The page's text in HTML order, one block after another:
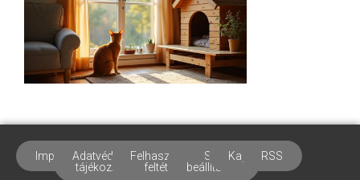
ImpresszumAdatvédelmi
tájékoztató
Felhasználási
feltételek
Süti
beállítások
Kapcsolat
RSS